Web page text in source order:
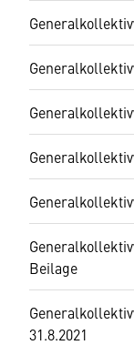
Beilage
31.8.2021